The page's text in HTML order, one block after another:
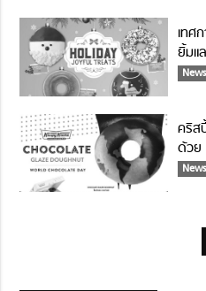
เทศ
ยิ้มแ
ฮอลิ
News
คริส
ด้วย
News